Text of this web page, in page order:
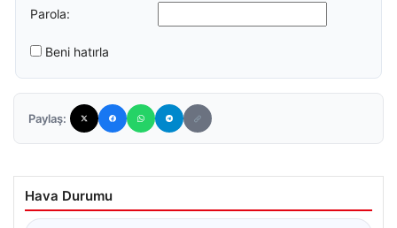
Parola:
Beni hatırla
Paylaş:
Hava Durumu